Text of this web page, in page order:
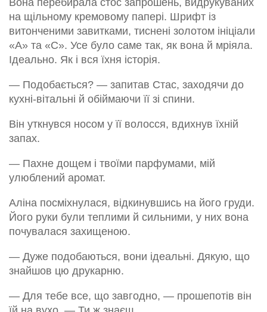
Вона перебирала стос запрошень, видрукуваних
на щільному кремовому папері. Шрифт із
витонченими завитками, тиснені золотом ініціали
«А» та «С». Усе було саме так, як вона й мріяла.
Ідеально. Як і вся їхня історія.
— Подобається? — запитав Стас, заходячи до
кухні-вітальні й обіймаючи її зі спини.
Він уткнувся носом у її волосся, вдихнув їхній
запах.
— Пахне дощем і твоїми парфумами, мій
улюблений аромат.
Аліна посміхнулася, відкинувшись на його груди.
Його руки були теплими й сильними, у них вона
почувалася захищеною.
— Дуже подобаються, вони ідеальні. Дякую, що
знайшов цю друкарню.
— Для тебе все, що завгодно, — прошепотів він